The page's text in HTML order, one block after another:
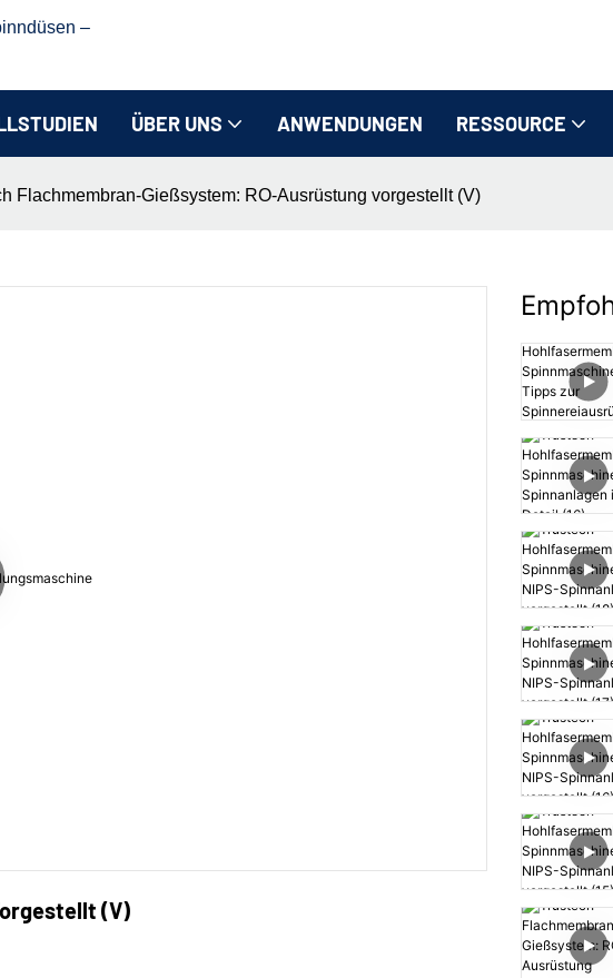
–
ÜBER UNS ANWENDUNGEN RESSOURCE
Flachmembran-Gießsystem: RO-Ausrüstung vorgestellt (V)
(V)